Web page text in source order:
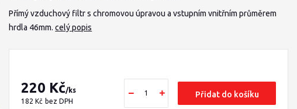
Přímý vzduchový filtr s chromovou úpravou a vstupním vnitřním průměrem
hrdla 46mm.celý popis
220 Kč/ks
182 Kč bez DPH
Přidat do košíku